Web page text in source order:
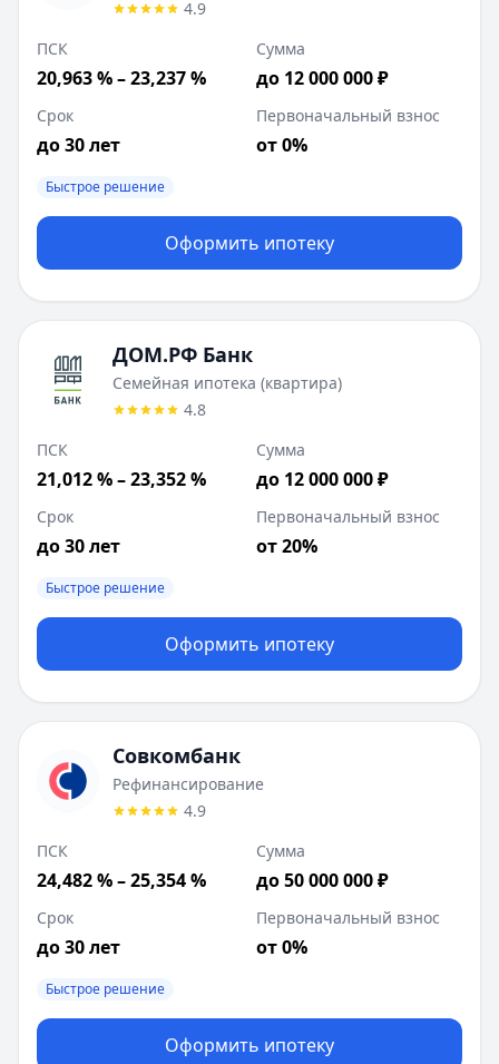
4.9
ПСК
20,963 % – 23,237 %
Сумма
до 12 000 000 ₽
Срок
до 30 лет
Первоначальный взнос
от 0%
Быстрое решение
Оформить ипотеку
ДОМ.РФ Банк
Семейная ипотека (квартира)
4.8
ПСК
21,012 % – 23,352 %
Сумма
до 12 000 000 ₽
Срок
до 30 лет
Первоначальный взнос
от 20%
Быстрое решение
Оформить ипотеку
Совкомбанк
Рефинансирование
4.9
ПСК
24,482 % – 25,354 %
Сумма
до 50 000 000 ₽
Срок
до 30 лет
Первоначальный взнос
от 0%
Быстрое решение
Оформить ипотеку